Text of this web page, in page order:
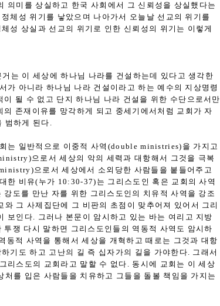
의미를 상실하고 한국 사회에서 그 신뢰성을 상실했다는
체성 위기를 낳았으며 나아가서 오늘날 선교의 위기를
성 상실과 선교의 위기로 인한 신뢰성의 위기는 이렇게
는 이 세상에 하나님 나라를 건설하는데 있다고 생각한
가 아니라 하나님 나라 건설이라고 하는 예수의 지상명령
될 수 없고 단지 하나님 나라 건설을 위한 수단으로서만
존재이유를 망각하게 되고 중세기에서처럼 교회가 자
범하게 된다.
는 일반적으로 이중적 사역(double ministries)을 가지고
으로서 세상의 악의 세력과 대항해서 그것을 극복
으로서 세상에서 소외당한 사람들을 붙들어주고
한 비유(누가 10:30-37)는 그리스도인 혹은 교회의 사역
도를 만난 자를 위한 그리스도인의 치유적 사역을 강조
그 사제집단에 그 비판의 초점이 맞추어져 있어서 그리
보인다. 그러나 본문이 암시하고 있는 바는 여리고 지방
쟁 다시 말하면 그리스도인들의 역동적 사역도 암시하
동적 사역을 통해서 세상을 개혁하고 때로는 그것과 대항
기도 하고 고난의 길 즉 십자가의 길을 가야한다. 그래서
리스도의 교회라고 말할 수 없다. 동시에 교회는 이 세상
를 입은 사람들을 치유하고 그들을 돌볼 책임을 가지는